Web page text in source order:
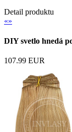
Detail produktu
«»
DIY svetlo hnedá
107.99 EUR